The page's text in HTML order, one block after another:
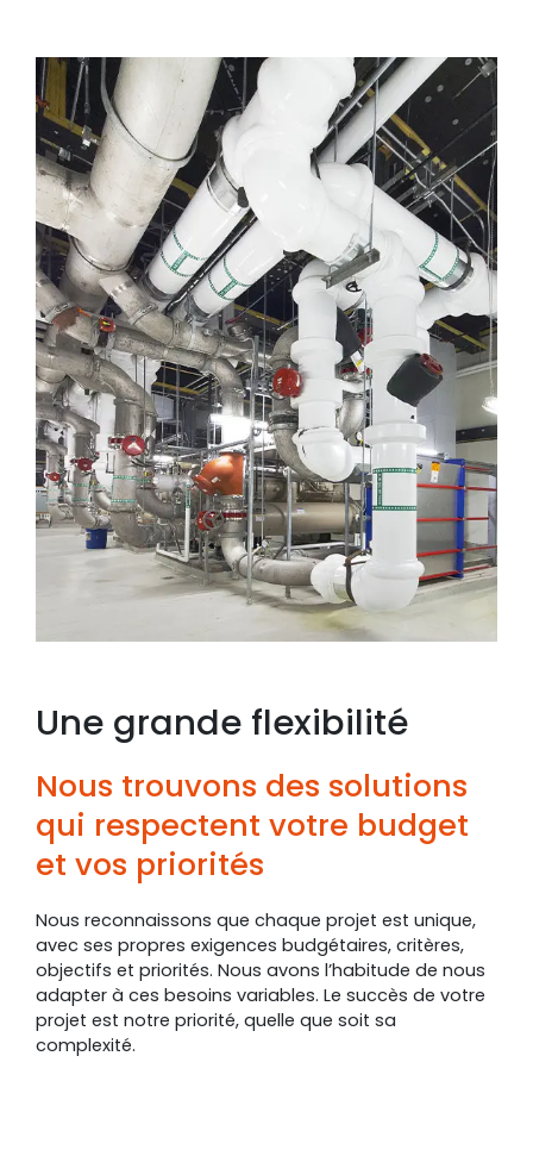
Une grande flexibilité
Nous trouvons des solutions
qui respectent votre budget
et vos priorités
Nous reconnaissons que chaque projet est unique,
avec ses propres exigences budgétaires, critères,
objectifs et priorités. Nous avons l’habitude de nous
adapter à ces besoins variables. Le succès de votre
projet est notre priorité, quelle que soit sa
complexité.